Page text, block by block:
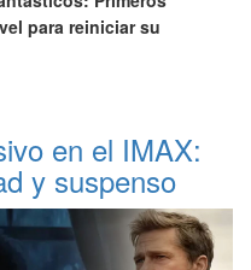
para reiniciar su
en el IMAX:
y suspenso